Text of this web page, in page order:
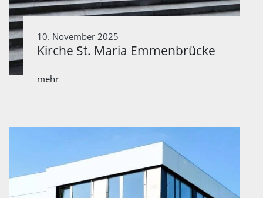
10. November 2025
Kirche St. Maria Emmenbrücke
mehr